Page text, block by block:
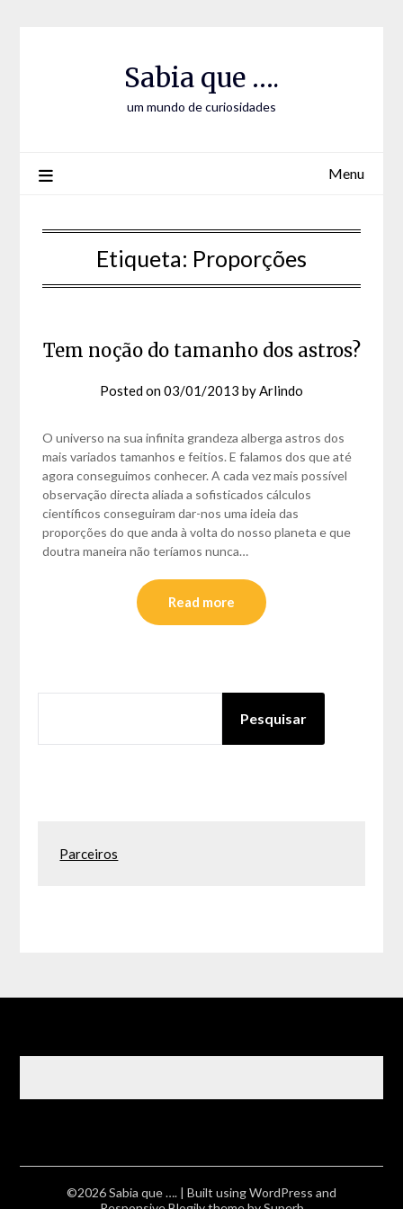
Sabia que ….
um mundo de curiosidades
Menu
Etiqueta: Proporções
Tem noção do tamanho dos astros?
Posted on03/01/2013 byArlindo
O universo na sua infinita grandeza alberga astros dos
mais variados tamanhos e feitios. E falamos dos que até
agora conseguimos conhecer. A cada vez mais possível
observação directa aliada a sofisticados cálculos
científicos conseguiram dar-nos uma ideia das
proporções do que anda à volta do nosso planeta e que
doutra maneira não teríamos nunca…
Read more
Pesquisar
Parceiros
©2026 Sabia que …. | Built using WordPress and